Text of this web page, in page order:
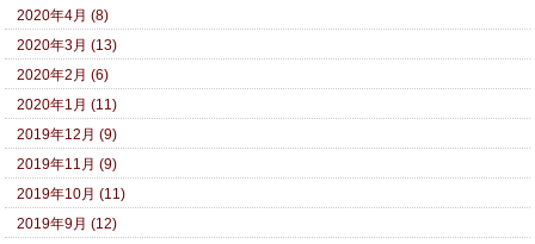
2020年4月 (8)
2020年3月 (13)
2020年2月 (6)
2020年1月 (11)
2019年12月 (9)
2019年11月 (9)
2019年10月 (11)
2019年9月 (12)